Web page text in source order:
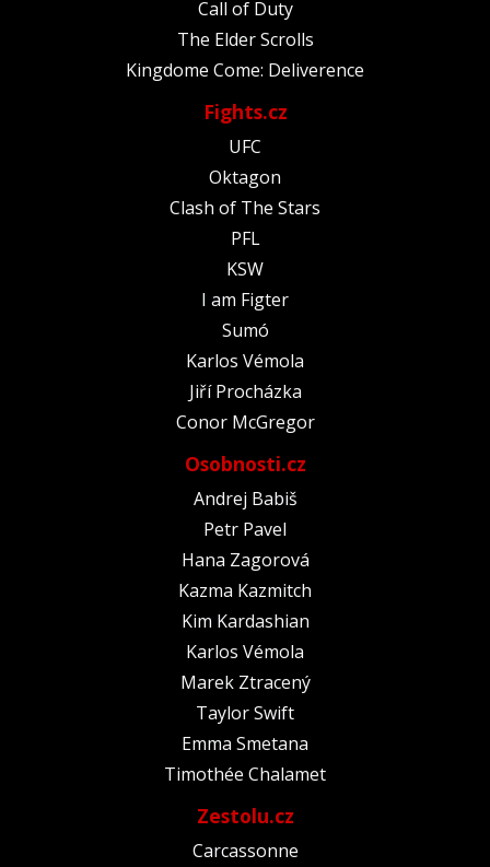
Call of Duty
The Elder Scrolls
Kingdome Come: Deliverence
Fights.cz
UFC
Oktagon
Clash of The Stars
PFL
KSW
I am Figter
Sumó
Karlos Vémola
Jiří Procházka
Conor McGregor
Osobnosti.cz
Andrej Babiš
Petr Pavel
Hana Zagorová
Kazma Kazmitch
Kim Kardashian
Karlos Vémola
Marek Ztracený
Taylor Swift
Emma Smetana
Timothée Chalamet
Zestolu.cz
Carcassonne